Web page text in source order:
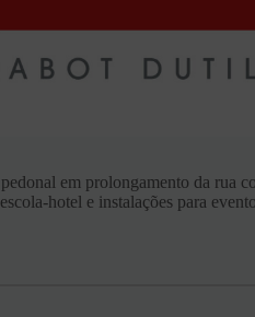
em prolongamento da rua
hotel e instalações para